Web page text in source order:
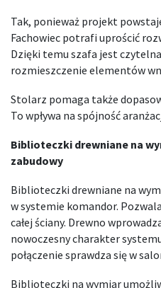
Tak, ponieważ projekt
Fachowiec potrafi uprościć
Dzięki temu szafa jest
rozmieszczenie elementów
Stolarz pomaga także
To wpływa na spójność
Biblioteczki drewniane na
zabudowy
Biblioteczki drewniane na
w systemie komandor.
całej ściany. Drewno
nowoczesny charakter
połączenie sprawdza się w
Biblioteczki na wymiar